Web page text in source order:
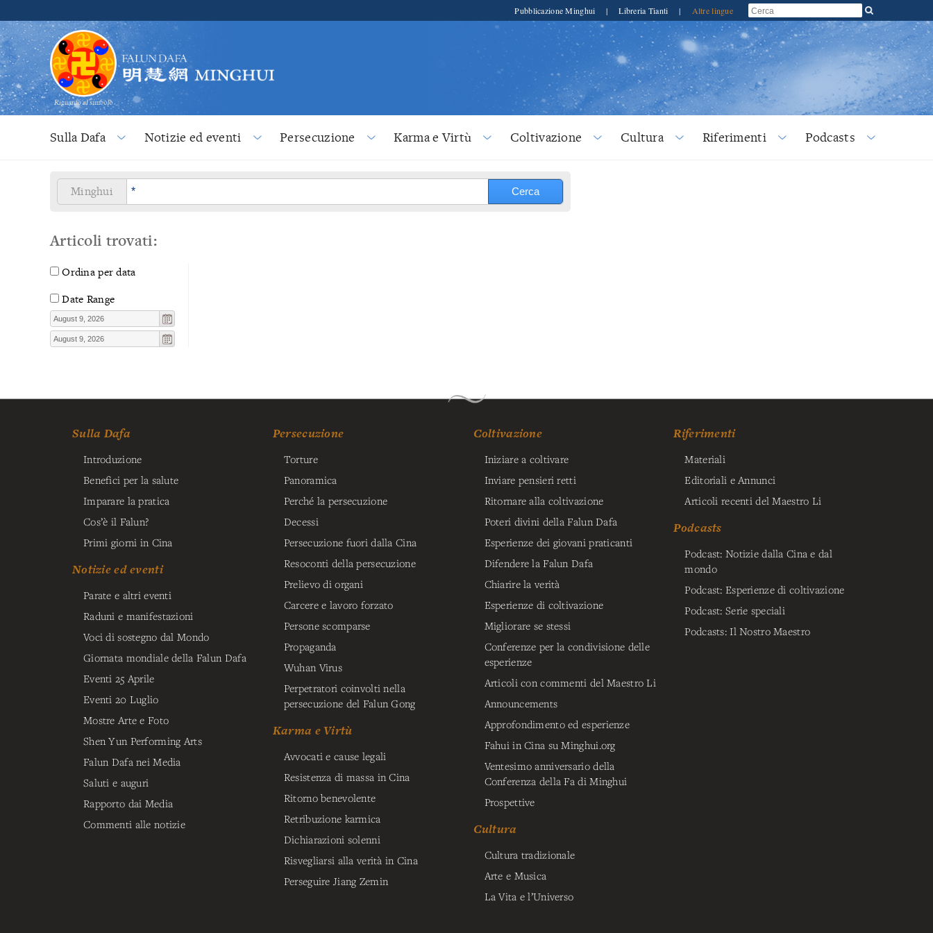
Pubblicazione Minghui | Libreria Tianti | Altre lingue
Sulla Dafa Notizie ed eventi Persecuzione Karma e Virtù Coltivazione Cultura Riferimenti Podcasts
Minghui
Articoli trovati:
Ordina per data
Date Range
Sulla Dafa
Introduzione
Benefici per la salute
Imparare la pratica
Cos’è il Falun?
Primi giorni in Cina
Notizie ed eventi
Parate e altri eventi
Raduni e manifestazioni
Voci di sostegno dal Mondo
Giornata mondiale della Falun Dafa
Eventi 25 Aprile
Eventi 20 Luglio
Mostre Arte e Foto
Shen Yun Performing Arts
Falun Dafa nei Media
Saluti e auguri
Rapporto dai Media
Commenti alle notizie
Persecuzione
Torture
Panoramica
Perché la persecuzione
Decessi
Persecuzione fuori dalla Cina
Resoconti della persecuzione
Prelievo di organi
Carcere e lavoro forzato
Persone scomparse
Propaganda
Wuhan Virus
Perpetratori coinvolti nella
persecuzione del Falun Gong
Karma e Virtù
Avvocati e cause legali
Resistenza di massa in Cina
Ritorno benevolente
Retribuzione karmica
Dichiarazioni solenni
Risvegliarsi alla verità in Cina
Perseguire Jiang Zemin
Coltivazione
Iniziare a coltivare
Inviare pensieri retti
Ritornare alla coltivazione
Poteri divini della Falun Dafa
Esperienze dei giovani praticanti
Difendere la Falun Dafa
Chiarire la verità
Esperienze di coltivazione
Migliorare se stessi
Conferenze per la condivisione delle
esperienze
Articoli con commenti del Maestro Li
Announcements
Approfondimento ed esperienze
Fahui in Cina su Minghui.org
Ventesimo anniversario della
Conferenza della Fa di Minghui
Prospettive
Cultura
Cultura tradizionale
Arte e Musica
La Vita e l’Universo
Riferimenti
Materiali
Editoriali e Annunci
Articoli recenti del Maestro Li
Podcasts
Podcast: Notizie dalla Cina e dal
mondo
Podcast: Esperienze di coltivazione
Podcast: Serie speciali
Podcasts: Il Nostro Maestro